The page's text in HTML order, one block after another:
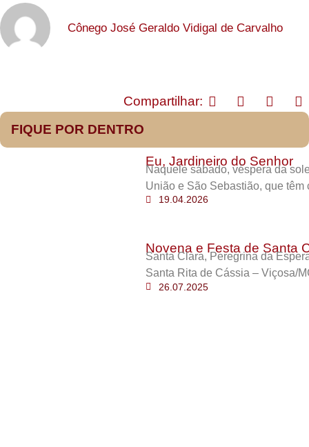
Cônego José Geraldo Vidigal de Carvalho
Compartilhar:
FIQUE POR DENTRO
Eu, Jardineiro do Senhor
Naquele sábado, véspera da
União e São Sebastião, que têm
19.04.2026
Novena e Festa de Santa
Santa Clara, Peregrina da
Santa Rita de Cássia – Viçosa/
26.07.2025